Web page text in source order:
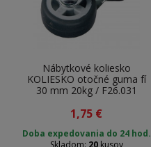
Nábytkové koliesko
KOLIESKO otočné guma fí
30 mm 20kg / F26.031
1,75 €
Doba expedovania do 24 hod.
Skladom: 20kusov